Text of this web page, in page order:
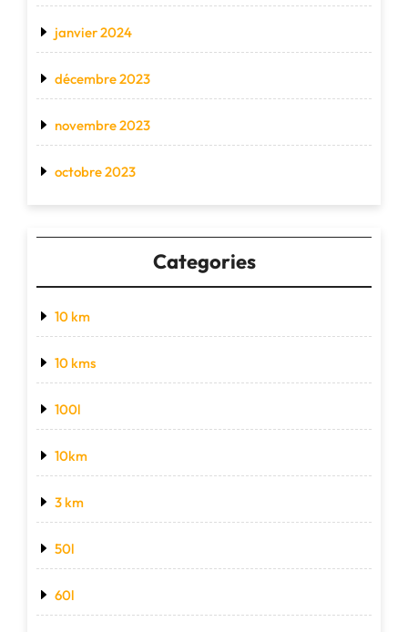
janvier 2024
décembre 2023
novembre 2023
octobre 2023
Categories
10 km
10 kms
100l
10km
3 km
50l
60l